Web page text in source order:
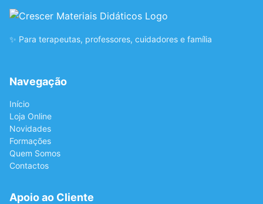
✨ Para terapeutas, professores, cuidadores e família
Navegação
Início
Loja Online
Novidades
Formações
Quem Somos
Contactos
Apoio ao Cliente